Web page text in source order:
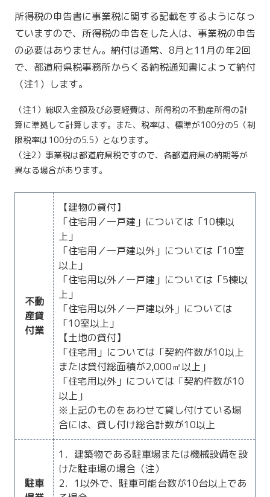
所得税の申告書に事業税に関する記載をするようになっ
ていますので、所得税の申告をした人は、事業税の申告
の必要はありません。納付は通常、8月と11月の年2回
で、都道府県税事務所からくる納税通知書によって納付
（注1）します。
（注1）総収入金額及び必要経費は、所得税の不動産所得の計
算に準拠して計算します。また、税率は、標準が100分の5（制
限税率は100分の5.5）となります。
（注2）事業税は都道府県税ですので、各都道府県の納期等が
異なる場合があります。
不動
産貸
付業
【建物の貸付】
「住宅用／一戸建」については「10棟以
上」
「住宅用／一戸建以外」については「10室
以上」
「住宅用以外／一戸建」については「5棟以
上」
「住宅用以外／一戸建以外」については
「10室以上」
【土地の貸付】
「住宅用」については「契約件数が10以上
または貸付総面積が2,000㎡以上」
「住宅用以外」については「契約件数が10
以上」
※上記のものをあわせて貸し付けている場
合には、貸し付け総合計数が10以上
駐車
1．建築物である駐車場または機械設備を設
けた駐車場の場合（注）
2．1以外で、駐車可能台数が10台以上であ